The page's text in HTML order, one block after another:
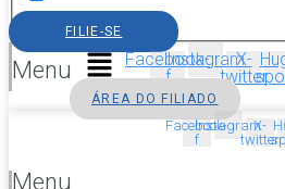
Menu
FILIE-SE
Facebook-
f
InstagramX-
twitter
ÁREA DO FILIADO
Facebook-
f
InstagramX-
twitter
Menu